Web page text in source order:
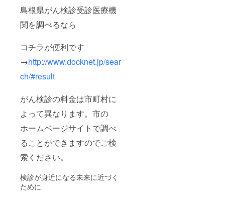
島根県がん検診受診医療機
関を調べるなら
コチラが便利です
→http://www.docknet.jp/sear
ch/#result
がん検診の料金は市町村に
よって異なります。市の
ホームページサイトで調べ
ることができますのでご検
索ください。
検診が身近になる未来に近づく
ために